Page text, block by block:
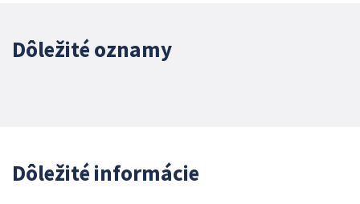
Dôležité oznamy
Dôležité informácie